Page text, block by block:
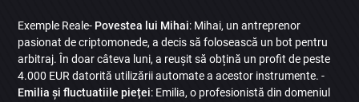
Exemple Reale- Povestea lui Mihai: Mihai, un antreprenor
pasionat de criptomonede, a decis să folosească un bot pentru
arbitraj. În doar câteva luni, a reușit să obțină un profit de peste
4.000 EUR datorită utilizării automate a acestor instrumente. -
Emilia și fluctuatiile pieței: Emilia, o profesionistă din domeniul